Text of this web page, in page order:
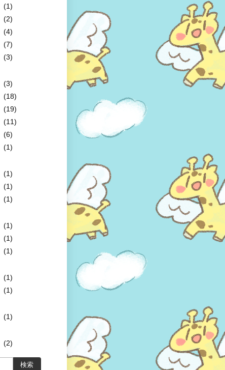
(1)
(2)
(4)
(7)
(3)
(3)
(18)
(19)
(11)
(6)
(1)
(1)
(1)
(1)
(1)
(1)
(1)
(1)
(1)
(1)
(2)